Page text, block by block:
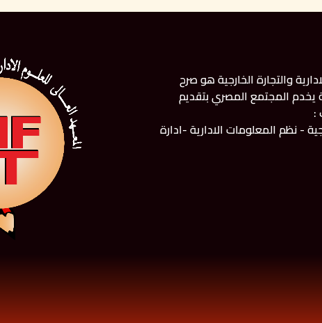
والتجارة الخارجية هو صرح
المجتمع المصري بتقديم
:
- نظم المعلومات الادارية -ادارة